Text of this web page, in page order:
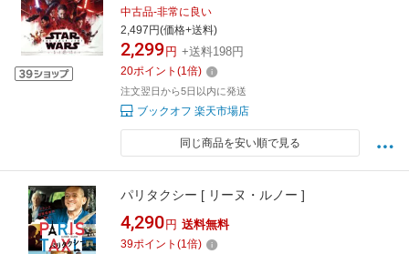
（初回版）（Blu−ray Disc）／（関連）スタ
ー・ウォーズ,マーク・ハミル,キャリー・フィ
ッシャー,アダム・ドライヴァー,ライアン・ジ
ョンソン（監督、
中古品-非常に良い
2,497円(価格+送料)
2,299 円 +送料198円
20ポイント (1倍)
注文翌日から5日以内に発送
ブックオフ 楽天市場店
同じ商品を安い順で見る
パリタクシー [ リーヌ・ルノー ]
4,290 円 送料無料
39ポイント (1倍)